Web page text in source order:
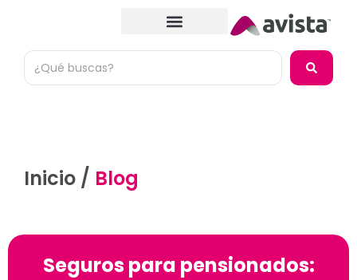
Inicio / Blog
Seguros para pensionados: